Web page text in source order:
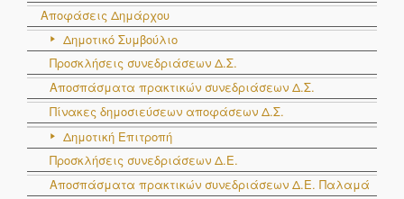
Αποφάσεις Δημάρχου
Δημοτικό Συμβούλιο
Προσκλήσεις συνεδριάσεων Δ.Σ.
Αποσπάσματα πρακτικών συνεδριάσεων Δ.Σ.
Πίνακες δημοσιεύσεων αποφάσεων Δ.Σ.
Δημοτική Επιτροπή
Προσκλήσεις συνεδριάσεων Δ.Ε.
Αποσπάσματα πρακτικών συνεδριάσεων Δ.E. Παλαμά